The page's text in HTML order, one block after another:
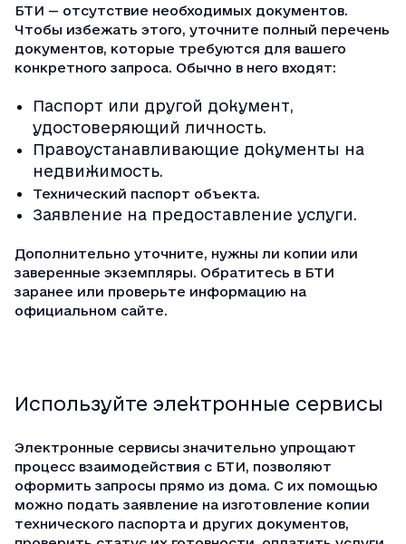
БТИ — отсутствие необходимых документов.
Чтобы избежать этого, уточните полный перечень
документов, которые требуются для вашего
конкретного запроса. Обычно в него входят:
Паспорт или другой документ,
удостоверяющий личность.
Правоустанавливающие документы на
недвижимость.
Технический паспорт объекта.
Заявление на предоставление услуги.
Дополнительно уточните, нужны ли копии или
заверенные экземпляры. Обратитесь в БТИ
заранее или проверьте информацию на
официальном сайте.
Используйте электронные сервисы
Электронные сервисы значительно упрощают
процесс взаимодействия с БТИ, позволяют
оформить запросы прямо из дома. С их помощью
можно подать заявление на изготовление копии
технического паспорта и других документов,